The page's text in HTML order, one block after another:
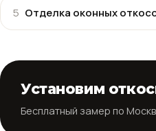
5 Отделка оконных
Установим
Бесплатный замер по